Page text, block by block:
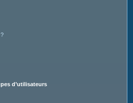
d’utilisateurs